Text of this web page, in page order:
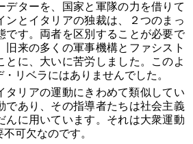
デターを、国家と軍隊の力を借りて
ンとイタリアの独裁は、２つのまっ
です。両者を区別することが必要で
旧来の多くの軍事機構とファシスト
とに、大いに苦労しました。このよ
リベラにはありませんでした。
リアの運動にきわめて類似してい
であり、その指導者たちは社会主義
んに用いています。それは大衆運動
可欠なのです。